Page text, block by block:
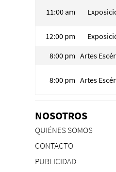
11:00 am
12:00 pm
8:00 pm Artes
8:00 pm Artes
NOSOTROS
QUIÉNES SOMOS
CONTACTO
PUBLICIDAD